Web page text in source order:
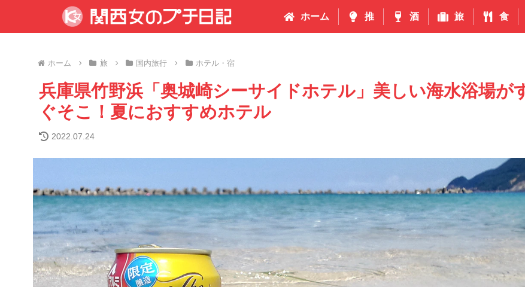
ホーム 推 酒 旅 食
ホーム 旅 国内旅行 ホテル・宿
兵庫県竹野浜「奥城崎シーサイドホテル」美しい海水浴場が
ぐそこ！夏におすすめホテル
2022.07.24